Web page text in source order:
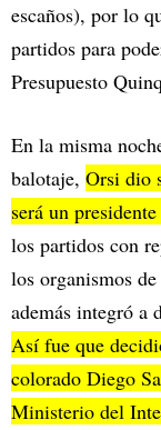
escaños), por lo
partidos para
Presupuesto
En la misma
balotaje, Orsi dio
será un
los partidos con
los organismos
además integró a
Así fue que
colorado Diego
Ministerio del